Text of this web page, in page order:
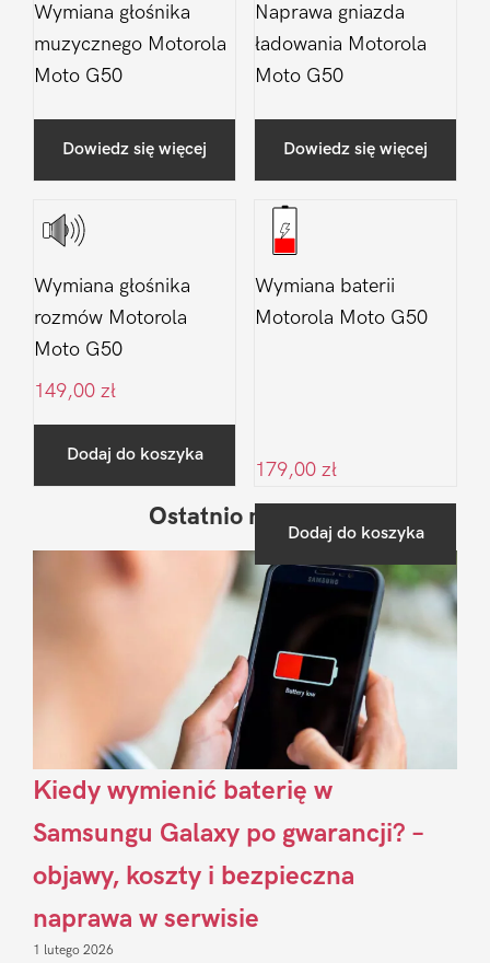
Wymiana głośnika
muzycznego Motorola
Moto G50
Dowiedz się więcej
Naprawa gniazda
ładowania Motorola
Moto G50
Dowiedz się więcej
Wymiana głośnika
rozmów Motorola
Moto G50
149,00 zł
Dodaj do koszyka
Wymiana baterii
Motorola Moto G50
179,00 zł
Dodaj do koszyka
Sidebar
Ostatnio na blogu
Kiedy wymienić baterię w
Samsungu Galaxy po gwarancji? –
objawy, koszty i bezpieczna
naprawa w serwisie
1 lutego 2026